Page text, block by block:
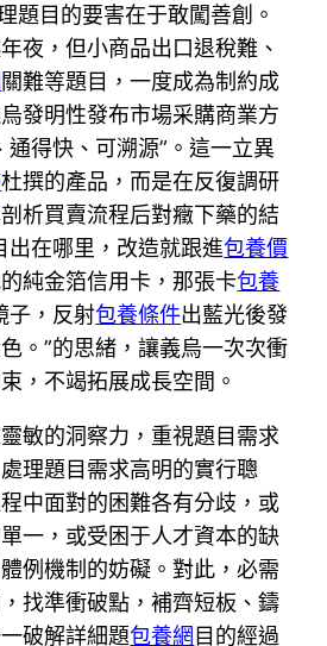
題目的要害在于敢闖善創。
夜，但小商品出口退稅難、
關難等題目，一度成為制約成
發明性發布市場采購商業方
通得快、可溯源”。這一立異
杜撰的產品，而是在反復調研
析買賣流程后對癥下藥的結
出在哪里，改造就跟進包養價
純金箔信用卡，那張卡包養
子，反射包養條件出藍光後發
。”的思緒，讓義烏一次次衝
，不竭拓展成長空間。
敏的洞察力，重視題目需求
理題目需求高明的實行聰
中面對的困難各有分歧，或
一，或受困于人才資本的缺
例機制的妨礙。對此，必需
找準衝破點，補齊短板、鑄
破解詳細題包養網目的經過